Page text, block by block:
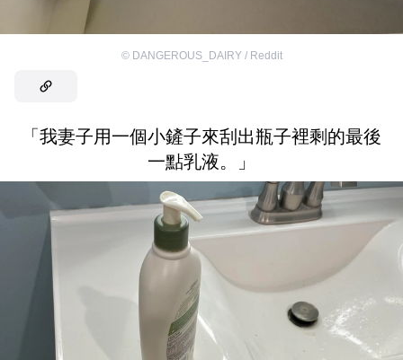
© DANGEROUS_DAIRY / Reddit
「我妻子用一個小鏟子來刮出瓶子裡剩的最後
一點乳液。」